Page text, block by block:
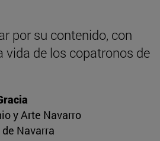
por su contenido, con
vida de los copatronos de
y Arte Navarro
Navarra